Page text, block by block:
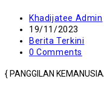
Khadijatee Admin
19/11/2023
Berita Terkini
0 Comments
{ PANGGILAN